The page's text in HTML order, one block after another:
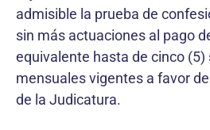
admisible la prueba de
sin más actuaciones al pago
equivalente hasta de cinco
mensuales vigentes a favor
de la Judicatura.